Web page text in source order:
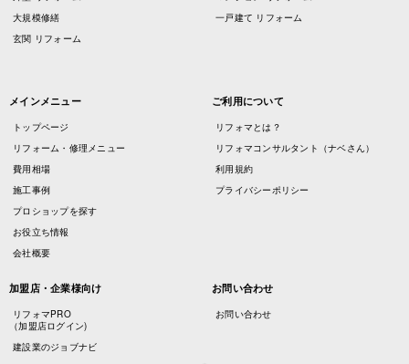
大規模修繕
玄関 リフォーム
一戸建て リフォーム
メインメニュー
トップページ
リフォーム・修理メニュー
費用相場
施工事例
プロショップを探す
お役立ち情報
会社概要
ご利用について
リフォマとは？
リフォマコンサルタント（ナベさん）
利用規約
プライバシーポリシー
加盟店・企業様向け
リフォマPRO
（加盟店ログイン)
建設業のジョブナビ
お問い合わせ
お問い合わせ